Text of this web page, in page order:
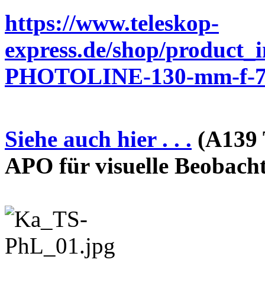
https://www.teleskop-
express.de/shop/
PHOTOLINE-130-mm-f-
Siehe auch hier . . . (A139
APO für visuelle